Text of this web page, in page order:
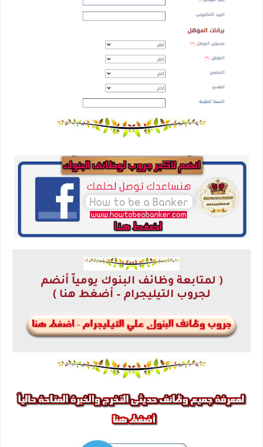
( لمتابعة وظائف البنوك يومياّ أنضم
لجروب التيليجرام – أضغط هنا )